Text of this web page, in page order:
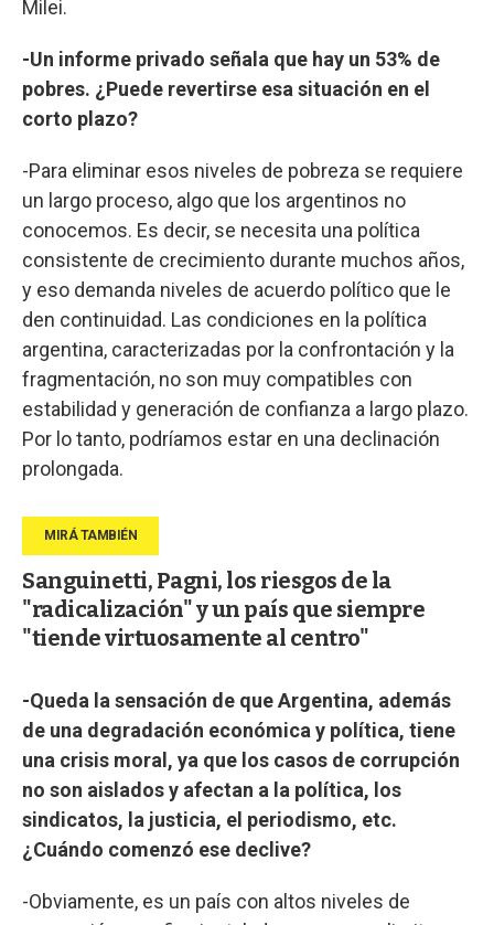
Milei.
-Un informe privado señala que hay un 53% de
pobres. ¿Puede revertirse esa situación en el
corto plazo?
-Para eliminar esos niveles de pobreza se requiere
un largo proceso, algo que los argentinos no
conocemos. Es decir, se necesita una política
consistente de crecimiento durante muchos años,
y eso demanda niveles de acuerdo político que le
den continuidad. Las condiciones en la política
argentina, caracterizadas por la confrontación y la
fragmentación, no son muy compatibles con
estabilidad y generación de confianza a largo plazo.
Por lo tanto, podríamos estar en una declinación
prolongada.
Sanguinetti, Pagni, los riesgos de la
"radicalización" y un país que siempre
"tiende virtuosamente al centro"
-Queda la sensación de que Argentina, además
de una degradación económica y política, tiene
una crisis moral, ya que los casos de corrupción
no son aislados y afectan a la política, los
sindicatos, la justicia, el periodismo, etc.
¿Cuándo comenzó ese declive?
-Obviamente, es un país con altos niveles de